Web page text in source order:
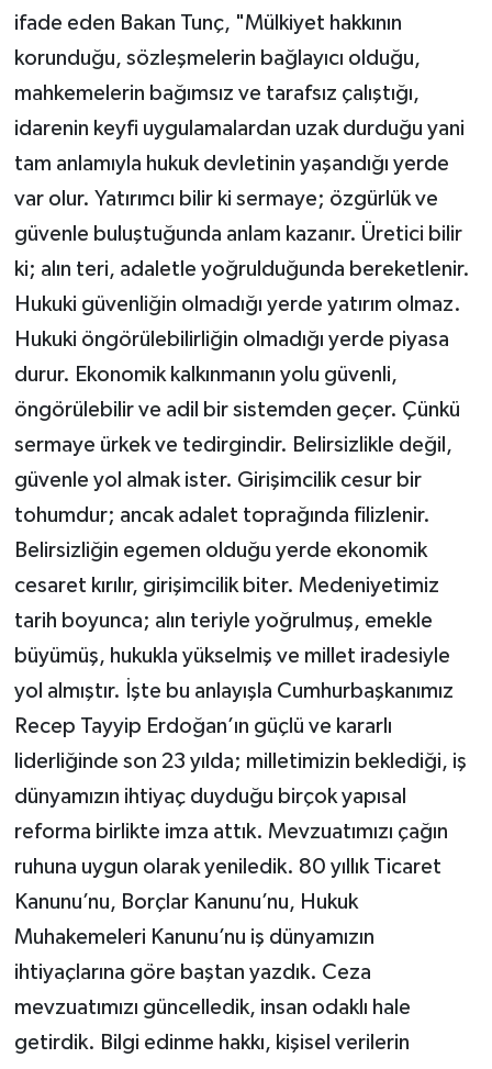
ifade eden Bakan Tunç, "Mülkiyet hakkının
korunduğu, sözleşmelerin bağlayıcı olduğu,
mahkemelerin bağımsız ve tarafsız çalıştığı,
idarenin keyfi uygulamalardan uzak durduğu yani
tam anlamıyla hukuk devletinin yaşandığı yerde
var olur. Yatırımcı bilir ki sermaye; özgürlük ve
güvenle buluştuğunda anlam kazanır. Üretici bilir
ki; alın teri, adaletle yoğrulduğunda bereketlenir.
Hukuki güvenliğin olmadığı yerde yatırım olmaz.
Hukuki öngörülebilirliğin olmadığı yerde piyasa
durur. Ekonomik kalkınmanın yolu güvenli,
öngörülebilir ve adil bir sistemden geçer. Çünkü
sermaye ürkek ve tedirgindir. Belirsizlikle değil,
güvenle yol almak ister. Girişimcilik cesur bir
tohumdur; ancak adalet toprağında filizlenir.
Belirsizliğin egemen olduğu yerde ekonomik
cesaret kırılır, girişimcilik biter. Medeniyetimiz
tarih boyunca; alın teriyle yoğrulmuş, emekle
büyümüş, hukukla yükselmiş ve millet iradesiyle
yol almıştır. İşte bu anlayışla Cumhurbaşkanımız
Recep Tayyip Erdoğan’ın güçlü ve kararlı
liderliğinde son 23 yılda; milletimizin beklediği, iş
dünyamızın ihtiyaç duyduğu birçok yapısal
reforma birlikte imza attık. Mevzuatımızı çağın
ruhuna uygun olarak yeniledik. 80 yıllık Ticaret
Kanunu’nu, Borçlar Kanunu’nu, Hukuk
Muhakemeleri Kanunu’nu iş dünyamızın
ihtiyaçlarına göre baştan yazdık. Ceza
mevzuatımızı güncelledik, insan odaklı hale
getirdik. Bilgi edinme hakkı, kişisel verilerin